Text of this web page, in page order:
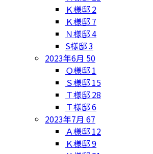
Ｋ様邸 2
Ｋ様邸 7
Ｎ様邸4
S様邸3
2023年6月 50
Ｏ様邸 1
Ｓ様邸 15
Ｔ様邸 28
Ｔ様邸6
2023年7月 67
Ａ様邸 12
Ｋ様邸9